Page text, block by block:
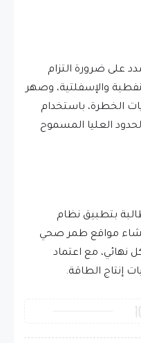
على ضرورة التزام
والإسفلتية، وصهر
الخطرة، باستخدام
العليا المسموح
بتطبيق نظام
إنشاء مواقع طمر صحي
نهائي، مع اعتماد
إنتاج الطاقة.